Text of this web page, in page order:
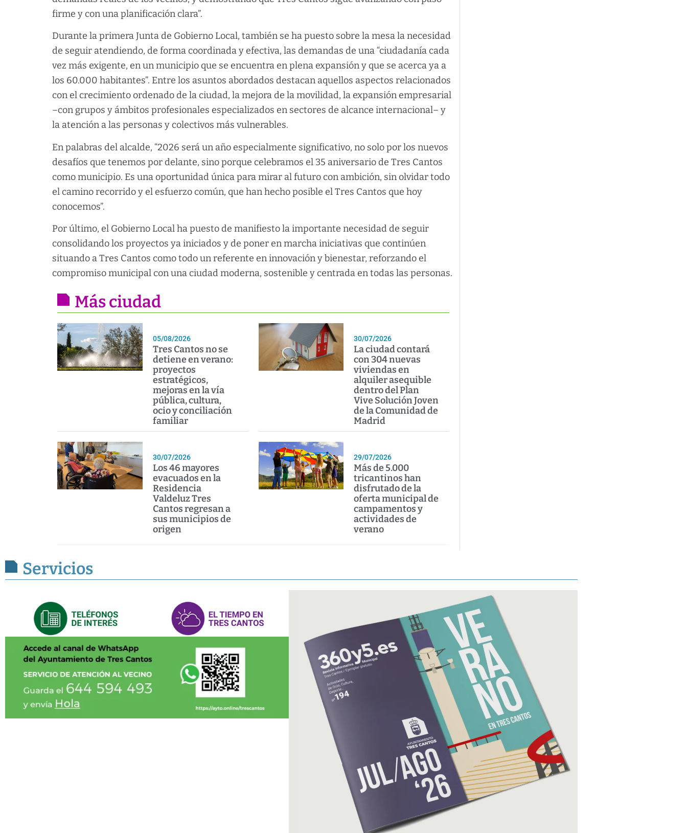
firme y con una planificación clara”.
Durante la primera Junta de Gobierno Local, también se ha puesto sobre la mesa la necesidad
de seguir atendiendo, de forma coordinada y efectiva, las demandas de una “ciudadanía cada
vez más exigente, en un municipio que se encuentra en plena expansión y que se acerca ya a
los 60.000 habitantes”. Entre los asuntos abordados destacan aquellos aspectos relacionados
con el crecimiento ordenado de la ciudad, la mejora de la movilidad, la expansión empresarial
–con grupos y ámbitos profesionales especializados en sectores de alcance internacional– y
la atención a las personas y colectivos más vulnerables.
En palabras del alcalde, “2026 será un año especialmente significativo, no solo por los nuevos
desafíos que tenemos por delante, sino porque celebramos el 35 aniversario de Tres Cantos
como municipio. Es una oportunidad única para mirar al futuro con ambición, sin olvidar todo
el camino recorrido y el esfuerzo común, que han hecho posible el Tres Cantos que hoy
conocemos”.
Por último, el Gobierno Local ha puesto de manifiesto la importante necesidad de seguir
consolidando los proyectos ya iniciados y de poner en marcha iniciativas que continúen
situando a Tres Cantos como todo un referente en innovación y bienestar, reforzando el
compromiso municipal con una ciudad moderna, sostenible y centrada en todas las personas.
Más ciudad
05/08/2026
Tres Cantos no se
detiene en verano:
proyectos
estratégicos,
mejoras en la vía
pública, cultura,
ocio y conciliación
familiar
30/07/2026
La ciudad contará
con 304 nuevas
viviendas en
alquiler asequible
dentro del Plan
Vive Solución Joven
de la Comunidad de
Madrid
30/07/2026
Los 46 mayores
evacuados en la
Residencia
Valdeluz Tres
Cantos regresan a
sus municipios de
origen
29/07/2026
Más de 5.000
tricantinos han
disfrutado de la
oferta municipal de
campamentos y
actividades de
verano
Servicios